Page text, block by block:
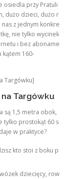
osiedla przy Pratuli
dużo dzieci, dużo r
z jednym konkre
nie tylko wycinek
i bez aboname
kątem 160-
Targówku]
Targówku
są 1,5 metra obok,
tylko prostokąt 60 s
w praktyce?
kto stoi z boku p
dziecięcy, row